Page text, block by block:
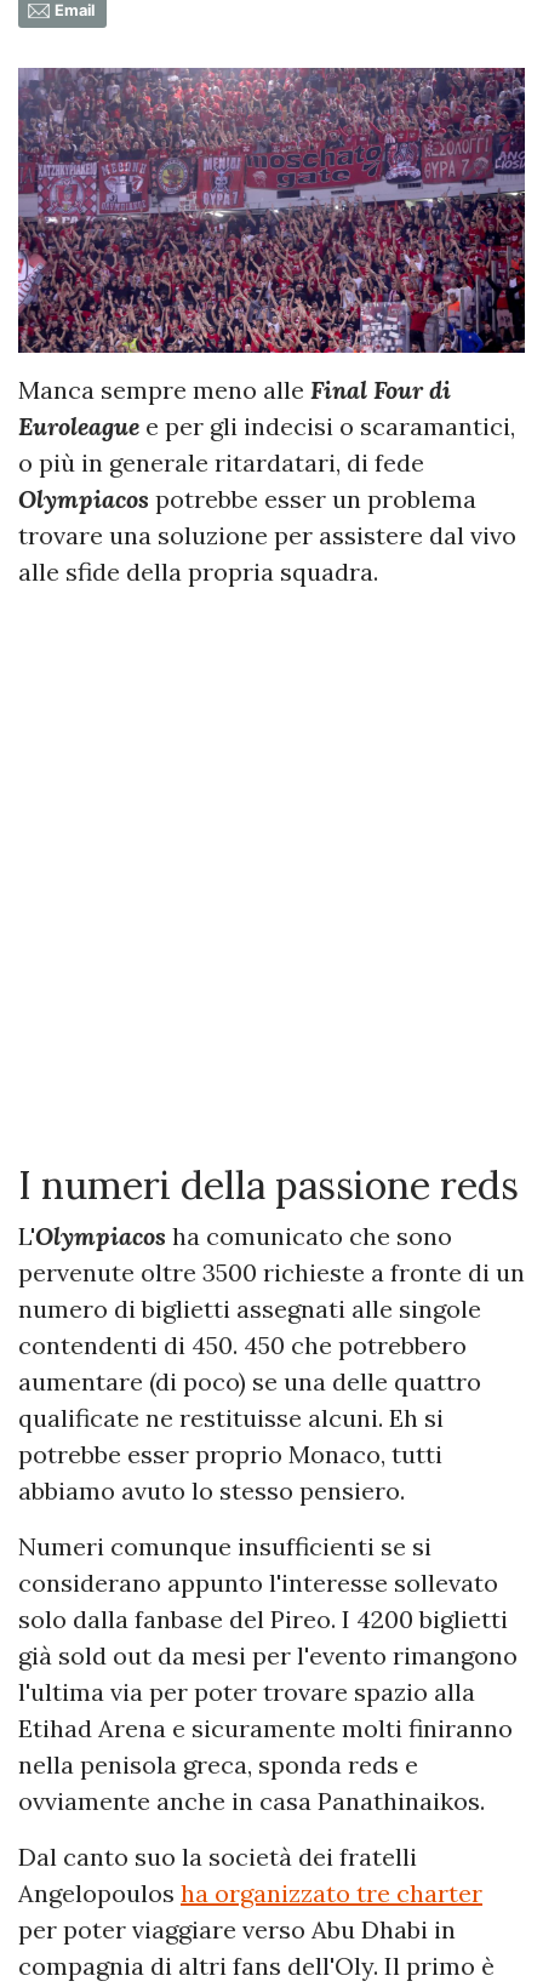
Email
Manca sempre meno alle Final Four di
Euroleague e per gli indecisi o scaramantici,
o più in generale ritardatari, di fede
Olympiacos potrebbe esser un problema
trovare una soluzione per assistere dal vivo
alle sfide della propria squadra.
I numeri della passione reds
L'Olympiacos ha comunicato che sono
pervenute oltre 3500 richieste a fronte di un
numero di biglietti assegnati alle singole
contendenti di 450. 450 che potrebbero
aumentare (di poco) se una delle quattro
qualificate ne restituisse alcuni. Eh si
potrebbe esser proprio Monaco, tutti
abbiamo avuto lo stesso pensiero.
Numeri comunque insufficienti se si
considerano appunto l'interesse sollevato
solo dalla fanbase del Pireo. I 4200 biglietti
già sold out da mesi per l'evento rimangono
l'ultima via per poter trovare spazio alla
Etihad Arena e sicuramente molti finiranno
nella penisola greca, sponda reds e
ovviamente anche in casa Panathinaikos.
Dal canto suo la società dei fratelli
Angelopoulos ha organizzato tre charter
per poter viaggiare verso Abu Dhabi in
compagnia di altri fans dell'Oly. Il primo è